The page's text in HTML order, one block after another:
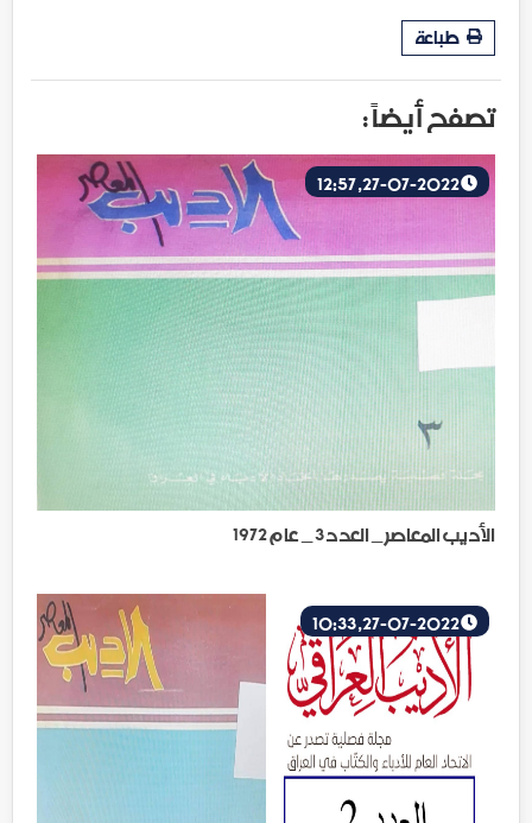
طباعة
تصفح أيضاً :
الأديب المعاصر _ العدد 3 _ عام 1972